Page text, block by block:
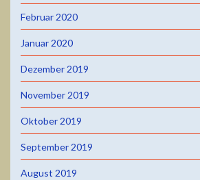
Februar 2020
Januar 2020
Dezember 2019
November 2019
Oktober 2019
September 2019
August 2019